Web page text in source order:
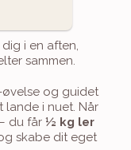
i en aften,
sammen.
øvelse og guidet
i nuet. Når
du får ½ kg ler
skabe dit eget